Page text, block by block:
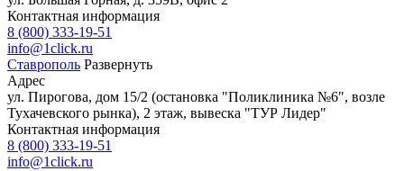
Контактная информация
8 (800) 333-19-51
info@1click.ru
Ставрополь Развернуть
Адрес
ул. Пирогова, дом 15/2 (остановка "Поликлиника №6", возле
Тухачевского рынка), 2 этаж, вывеска "ТУР Лидер"
Контактная информация
8 (800) 333-19-51
info@1click.ru